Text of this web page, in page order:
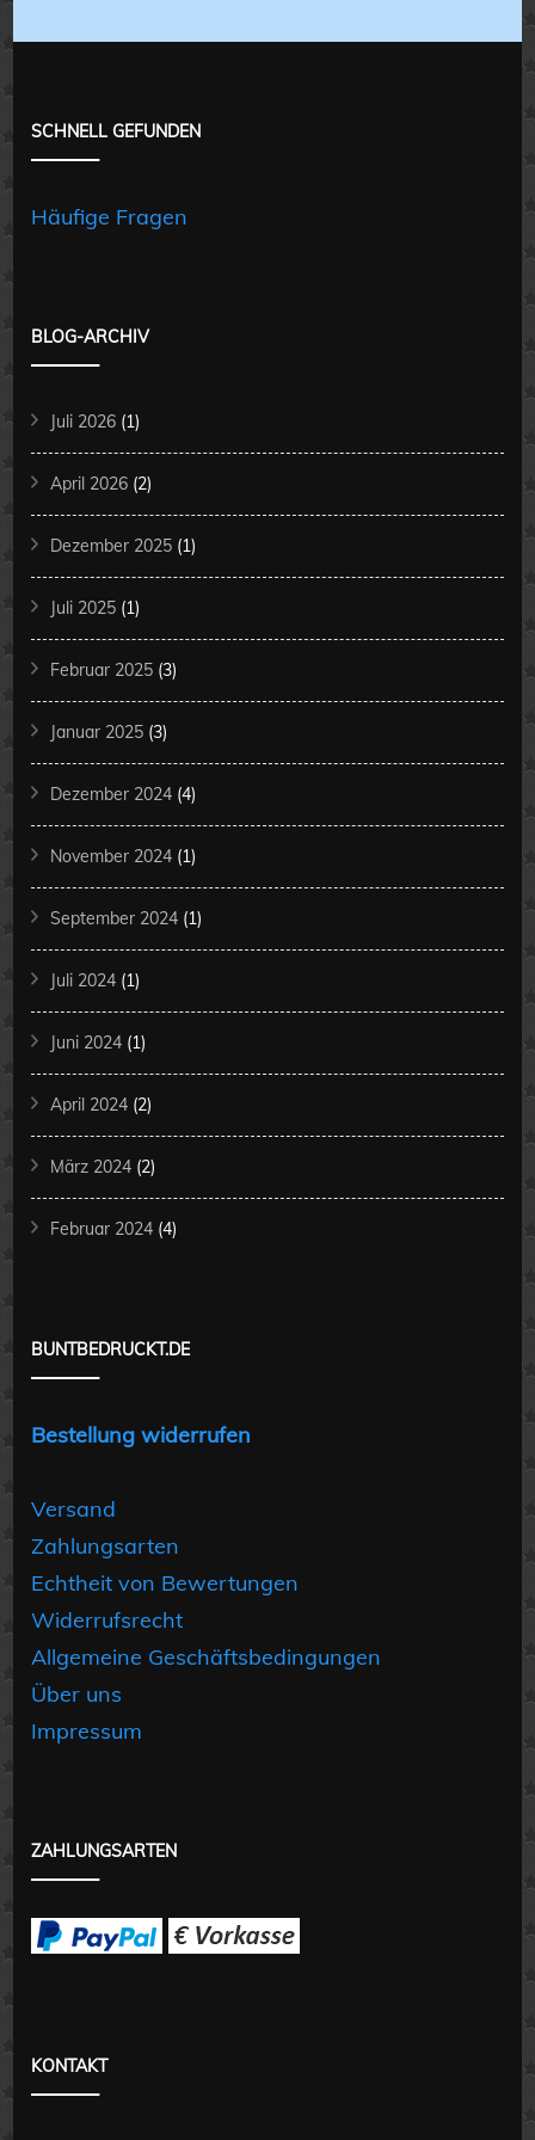
SCHNELL GEFUNDEN
Häufige Fragen
BLOG-ARCHIV
Juli 2026 (1)
April 2026 (2)
Dezember 2025 (1)
Juli 2025 (1)
Februar 2025 (3)
Januar 2025 (3)
Dezember 2024 (4)
November 2024 (1)
September 2024 (1)
Juli 2024 (1)
Juni 2024 (1)
April 2024 (2)
März 2024 (2)
Februar 2024 (4)
BUNTBEDRUCKT.DE
Bestellung widerrufen
Versand
Zahlungsarten
Echtheit von Bewertungen
Widerrufsrecht
Allgemeine Geschäftsbedingungen
Über uns
Impressum
ZAHLUNGSARTEN
KONTAKT